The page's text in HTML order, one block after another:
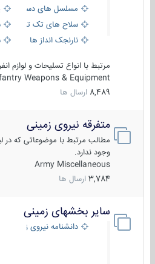
مسلسل های دستی
سلاح های تک تیر اندازی
نارنجک انداز ها
مرتبط با انواع تسلیحات و لوازم
Weapons & Equipment
8,489 ارسال ها
متفرقه نیروی زمینی
مطالب مرتبط با موضوعاتی که در
وجود ندارد.
Army Miscellaneous
3,784 ارسال ها
سایر بخشهای زمینی
دانشنامه نیروی زمینی